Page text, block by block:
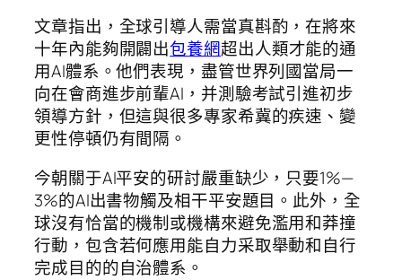
文章指出，全球引導人需當真斟酌，在將來
十年內能夠開闢出包養網超出人類才能的通
用AI體系。他們表現，盡管世界列國當局一
向在會商進步前輩AI，并測驗考試引進初步
領導方針，但這與很多專家希冀的疾速、變
更性停頓仍有間隔。
今朝關于AI平安的研討嚴重缺少，只要1%—
3%的AI出書物觸及相干平安題目。此外，全
球沒有恰當的機制或機構來避免濫用和莽撞
行動，包含若何應用能自力采取舉動和自行
完成目的的自治體系。